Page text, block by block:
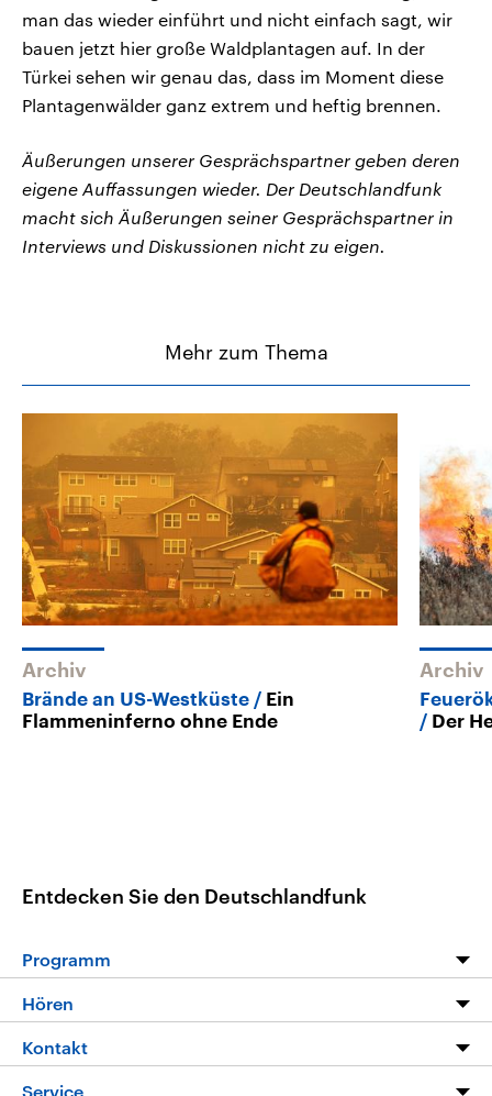
man das wieder einführt und nicht einfach sagt, wir
bauen jetzt hier große Waldplantagen auf. In der
Türkei sehen wir genau das, dass im Moment diese
Plantagenwälder ganz extrem und heftig brennen.
Äußerungen unserer Gesprächspartner geben deren
eigene Auffassungen wieder. Der Deutschlandfunk
macht sich Äußerungen seiner Gesprächspartner in
Interviews und Diskussionen nicht zu eigen.
Mehr zum Thema
Archiv
Brände an US-Westküste
Ein
Flammeninferno ohne Ende
Archiv
Der
Entdecken Sie den Deutschlandfunk
Programm
Programm
Die Nachrichten
Hören
Livestream
Kontakt
Hörerservice
Service